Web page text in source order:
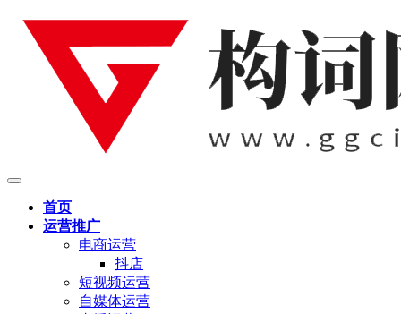
首页
运营推广
电商运营
抖店
短视频运营
自媒体运营